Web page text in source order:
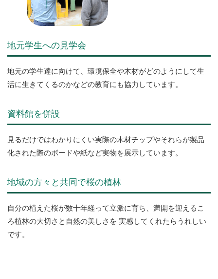
地元学生への見学会
地元の学生達に向けて、環境保全や木材がどのようにして生
活に生きてくるのかなどの教育にも協力しています。
資料館を併設
見るだけではわかりにくい実際の木材チップやそれらが製品
化された際のボードや紙など実物を展示しています。
地域の方々と共同で桜の植林
自分の植えた桜が数十年経って立派に育ち、満開を迎えるこ
ろ植林の大切さと自然の美しさを 実感してくれたらうれしい
です。